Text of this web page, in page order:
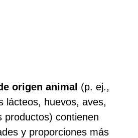
origen animal (p. ej.,
lácteos, huevos, aves,
productos) contienen
y proporciones más